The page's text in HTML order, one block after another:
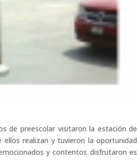
de preescolar visitaron la estación de
realizan y tuvieron la oportunidad
y contentos disfrutaron es